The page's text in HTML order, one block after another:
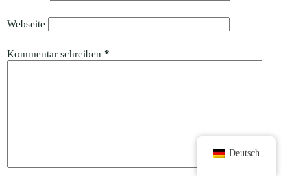
Webseite
Kommentar schreiben *
Deutsch